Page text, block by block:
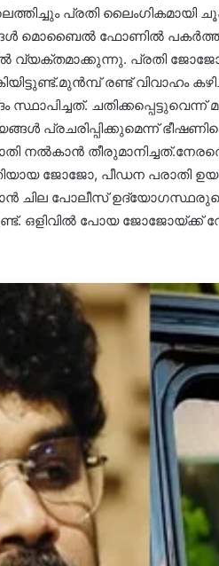
പ്രതി
മൊബൈൽ ഫോണിൽ
വ്യക്തമാക്കുന്നു. പ്രതി
രണ്ട് വിവാഹം
ചതിക്കപ്പെട്ടുവെന്ന്
പ്രചരിപ്പിക്കുമെന്ന്
നൽകാൻ
ജോജോ, പീഡന പരാതി
ചില പോലീസ്
ഒളിവിൽ പോയ